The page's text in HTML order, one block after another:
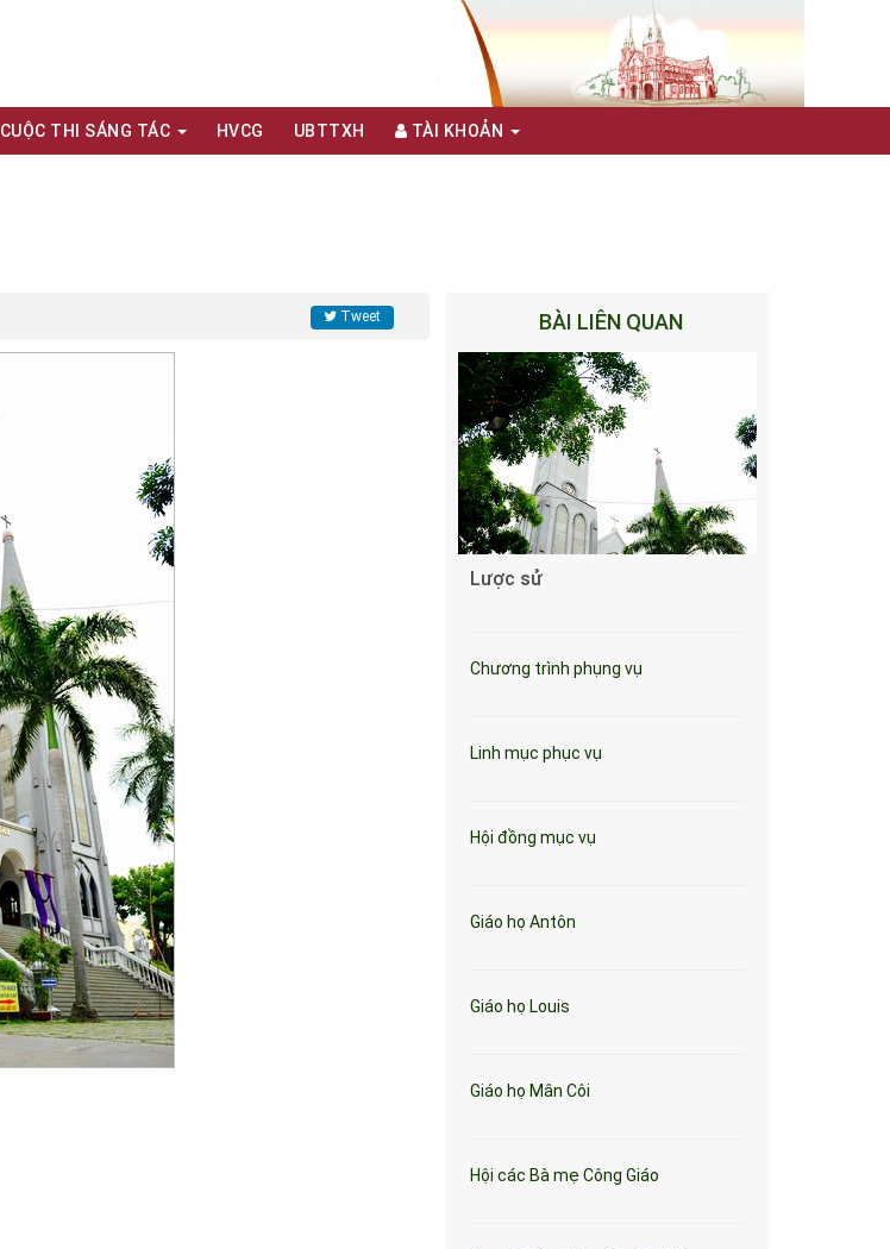
CUỘC THI SÁNG TÁC HVCG UBTTXH TÀI KHOẢN
Tweet BÀI LIÊN QUAN
Lược sử
Chương trình phụng vụ
Linh mục phục vụ
Hội đồng mục vụ
Giáo họ Antôn
Giáo họ Louis
Giáo họ Mân Côi
Hội các Bà mẹ Công Giáo